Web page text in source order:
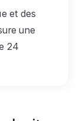
et des
une
24